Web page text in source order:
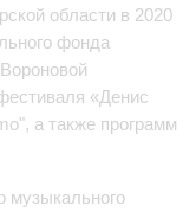
области в 2020
фонда
«Денис
а также программ
музыкального